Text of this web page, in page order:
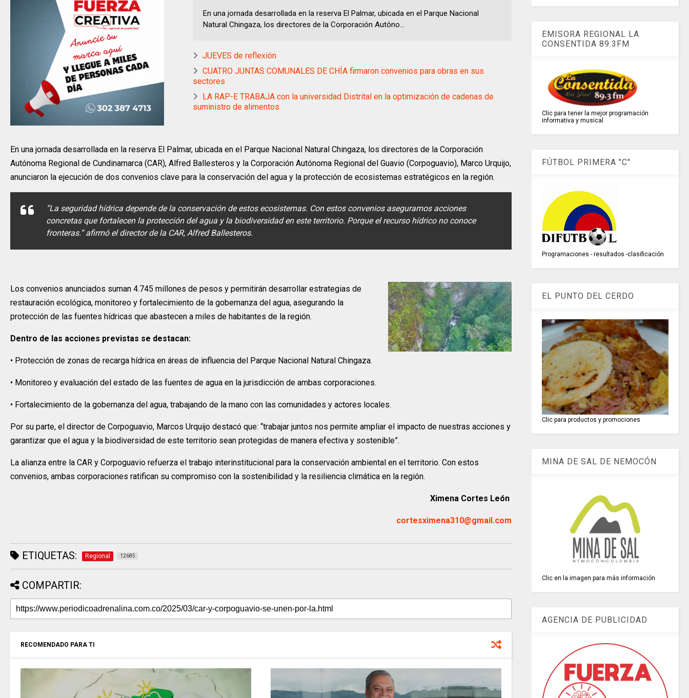
En una jornada desarrollada en la reserva El Palmar, ubicada en el Parque Nacional
Natural Chingaza, los directores de la Corporación Autóno...
JUEVES de reflexión
CUATRO JUNTAS COMUNALES DE CHÍA firmaron convenios para obras en sus
sectores
LA RAP-E TRABAJA con la universidad Distrital en la optimización de cadenas de
suministro de alimentos
En una jornada desarrollada en la reserva El Palmar, ubicada en el Parque Nacional Natural Chingaza, los directores de la Corporación
Autónoma Regional de Cundinamarca (CAR), Alfred Ballesteros y la Corporación Autónoma Regional del Guavio (Corpoguavio), Marco Urquijo,
anunciaron la ejecución de dos convenios clave para la conservación del agua y la protección de ecosistemas estratégicos en la región.
“La seguridad hídrica depende de la conservación de estos ecosistemas. Con estos convenios aseguramos acciones
concretas que fortalecen la protección del agua y la biodiversidad en este territorio. Porque el recurso hídrico no conoce
fronteras.”afirmó el director de la CAR, Alfred Ballesteros.
Los convenios anunciados suman 4.745 millones de pesos y permitirán desarrollar estrategias de
restauración ecológica, monitoreo y fortalecimiento de la gobernanza del agua, asegurando la
protección de las fuentes hídricas que abastecen a miles de habitantes de la región.
Dentro de las acciones previstas se destacan:
• Protección de zonas de recarga hídrica en áreas de influencia del Parque Nacional Natural Chingaza.
• Monitoreo y evaluación del estado de las fuentes de agua en la jurisdicción de ambas corporaciones.
• Fortalecimiento de la gobernanza del agua, trabajando de la mano con las comunidades y actores locales.
Por su parte, el director de Corpoguavio, Marcos Urquijo destacó que: “trabajar juntos nos permite ampliar el impacto de nuestras acciones y
garantizar que el agua y la biodiversidad de este territorio sean protegidas de manera efectiva y sostenible”.
La alianza entre la CAR y Corpoguavio refuerza el trabajo interinstitucional para la conservación ambiental en el territorio. Con estos
convenios, ambas corporaciones ratifican su compromiso con la sostenibilidad y la resiliencia climática en la región.
Ximena Cortes León
cortesximena310@gmail.com
ETIQUETAS: Regional 12685
COMPARTIR:
RECOMENDADO PARA TI
EMISORA REGIONAL LA
CONSENTIDA 89.3FM
Clic para tener la mejor programación
informativa y musical
FÚTBOL PRIMERA "C"
Programaciones - resultados -clasificación
EL PUNTO DEL CERDO
Clic para productos y promociones
MINA DE SAL DE NEMOCÓN
Clic en la imagen para más información
AGENCIA DE PUBLICIDAD